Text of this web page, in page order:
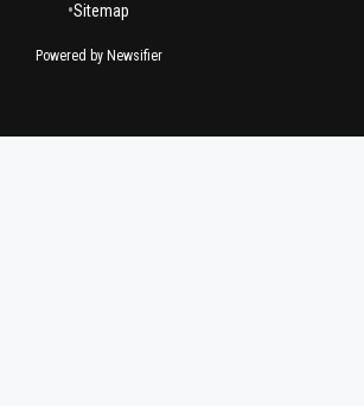
•Sitemap
Powered by Newsifier